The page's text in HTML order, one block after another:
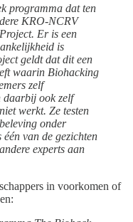
programma dat ten
KRO-NCRV
Er is een
is
geldt dat dit een
waarin Biohacking
zelf
daarbij ook zelf
werkt. Ze testen
onder
van de gezichten
experts aan
in voorkomen of